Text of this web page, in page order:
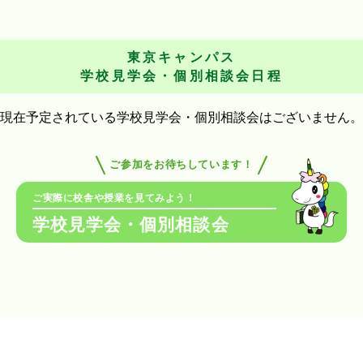
東京キャンパス
学校見学会・個別相談会日程
現在予定されている学校見学会・個別相談会はございません。
ご参加をお待ちしています！
ご実際に校舎や授業を見てみよう！
学校見学会・個別相談会